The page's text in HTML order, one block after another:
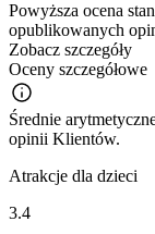
Powyższa ocena
opublikowanych
Zobacz szczegóły
Oceny szczegółowe
Średnie
opinii Klientów.
Atrakcje dla dzieci
3.4